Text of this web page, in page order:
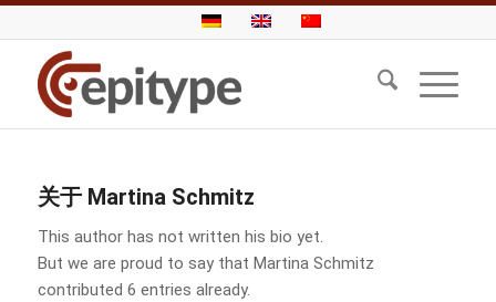
关于 Martina Schmitz
This author has not written his bio yet.
But we are proud to say that Martina Schmitz
contributed 6 entries already.